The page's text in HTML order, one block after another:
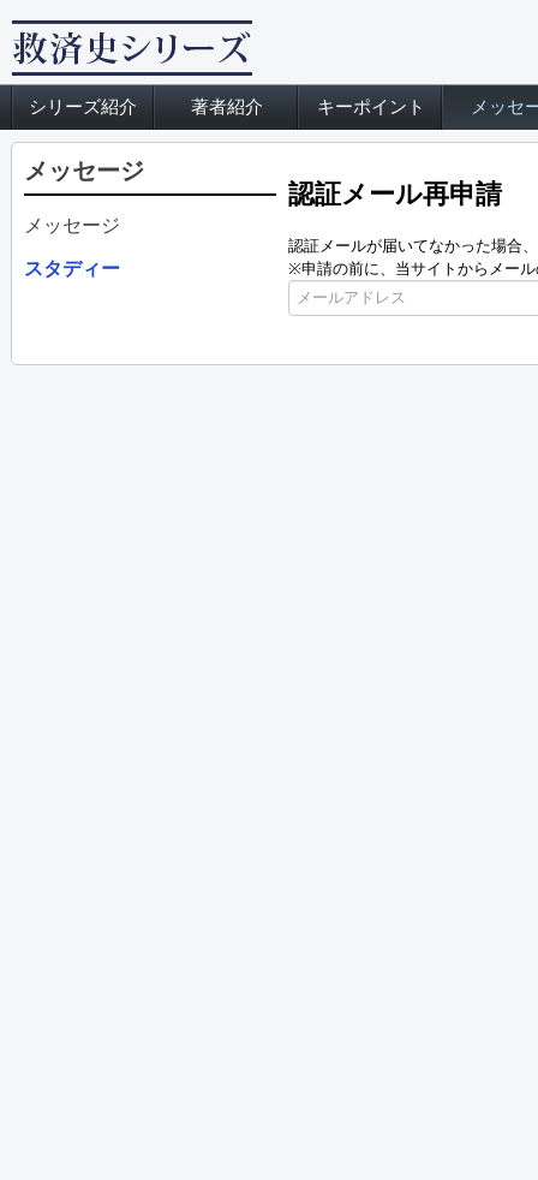
シリーズ紹介 著者紹介 キーポイント メッセ
メッセージ
メッセージ
スタディー
認証メール再申請
認証メールが届いてなかった場合
※申請の前に、当サイトからメー